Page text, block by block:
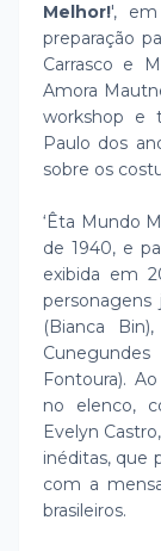
Melhor!',
preparação
Carrasco e
Amora
workshop e
Paulo dos
sobre os
‘Êta Mundo
de 1940, e
exibida em
(Bianca
Fontoura).
no elenco,
Evelyn
inéditas, que
com a
brasileiros.